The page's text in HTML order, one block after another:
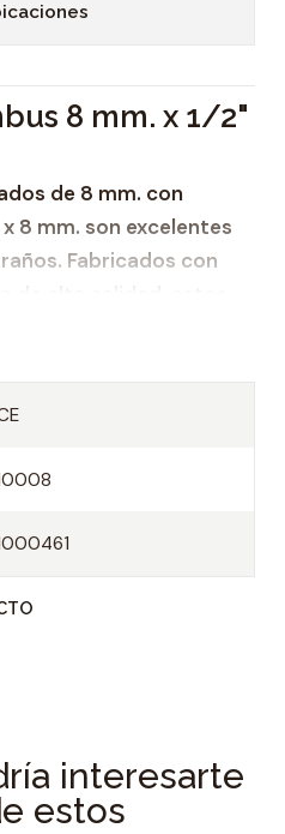
8 mm. x 1/2"
de 8 mm. con
8 mm. son excelentes
Fabricados con
a la corrosión
durar.
vanadio
1/2
interesarte
estos